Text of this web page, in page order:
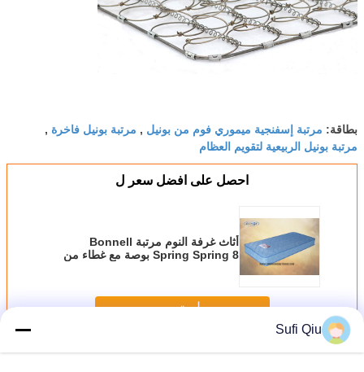
بطاقة: مرتبة إسفنجية ميموري فوم من بونيل , مرتبة بونيل فاخرة ,
مرتبة بونيل الربيعية لتقويم العظام
احصل على افضل سعر ل
أثاث غرفة النوم مرتبة Bonnell
Spring Spring 8 بوصة مع غطاء من
استمر
أكثرفراش الربيع بونيل
Sufi Qiu